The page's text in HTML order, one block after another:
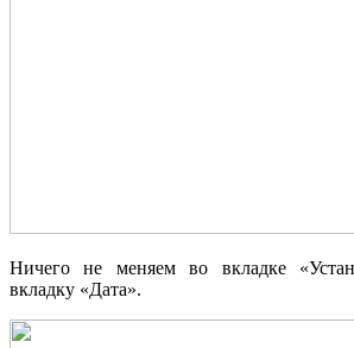
Ничего не меняем во вкладке
вкладку «Дата».